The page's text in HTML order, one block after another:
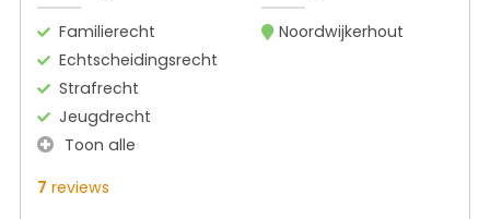
Familierecht
Echtscheidingsrecht
Strafrecht
Jeugdrecht
Toon alle
Noordwijkerhout
7 reviews